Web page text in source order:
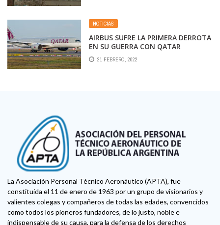
NOTICIAS
AIRBUS SUFRE LA PRIMERA DERROTA
EN SU GUERRA CON QATAR
21 FEBRERO, 2022
La Asociación Personal Técnico Aeronáutico (APTA), fue
constituida el 11 de enero de 1963 por un grupo de visionarios y
valientes colegas y compañeros de todas las edades, convencidos
como todos los pioneros fundadores, de lo justo, noble e
indispensable de su causa, para la defensa de los derechos